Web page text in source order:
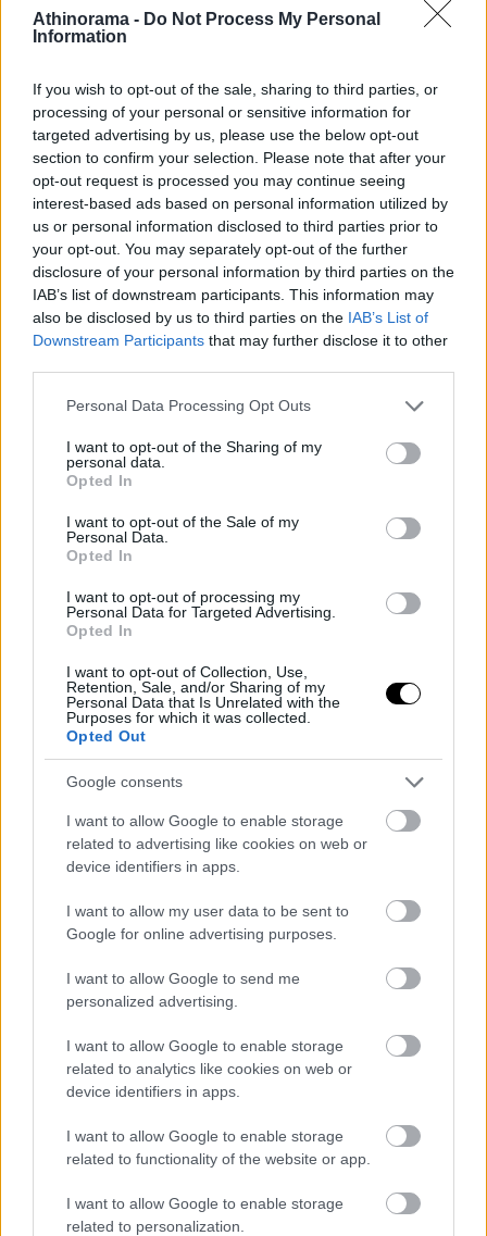
Athinorama - Do Not Process My Personal
Information
If you wish to opt-out of the sale, sharing to third parties, or
processing of your personal or sensitive information for
targeted advertising by us, please use the below opt-out
section to confirm your selection. Please note that after your
opt-out request is processed you may continue seeing
interest-based ads based on personal information utilized by
us or personal information disclosed to third parties prior to
your opt-out. You may separately opt-out of the further
disclosure of your personal information by third parties on the
IAB’s list of downstream participants. This information may
also be disclosed by us to third parties on the IAB’s List of
Downstream Participants that may further disclose it to other
Please note that this website/app uses one or more Google
not limited to your visit or usage behaviour. You may click to
grant or deny consent to Google and its third-party tags to
use your data for below specified purposes in below Google
consent section.
Personal Data Processing Opt Outs
I want to opt-out of the Sharing of my
personal data.
Opted In
I want to opt-out of the Sale of my
Personal Data.
Opted In
I want to opt-out of processing my
Personal Data for Targeted Advertising.
Opted In
I want to opt-out of Collection, Use,
Retention, Sale, and/or Sharing of my
Personal Data that Is Unrelated with the
Purposes for which it was collected.
Opted Out
Google consents
I want to allow Google to enable storage
related to advertising like cookies on web or
device identifiers in apps.
I want to allow my user data to be sent to
Google for online advertising purposes.
I want to allow Google to send me
personalized advertising.
I want to allow Google to enable storage
related to analytics like cookies on web or
device identifiers in apps.
I want to allow Google to enable storage
related to functionality of the website or app.
I want to allow Google to enable storage
related to personalization.
Gran Turismo PSP Microsoft Sidewinder X6
ΣΗΜΕΡΑ
κατεύθυνση για την Apple
Η διαδοχή του Tim Cook από τον John Ternus ευκαιρία για μεγάλες
αλλαγές μακροπρόθεσμα
ΣΤΟ ΠΡΟΣΚΗΝΙΟ
Ultimate Ears: νέα έκδοση WonderBoom, καλύτερη
To διάσημο brand ήχου της Logitech βελτιώνει σημαντικά την σειρά
των βραβευμένων φορητών ηχείων του